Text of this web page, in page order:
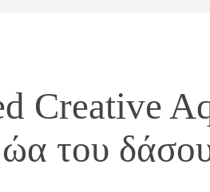
Creative
του